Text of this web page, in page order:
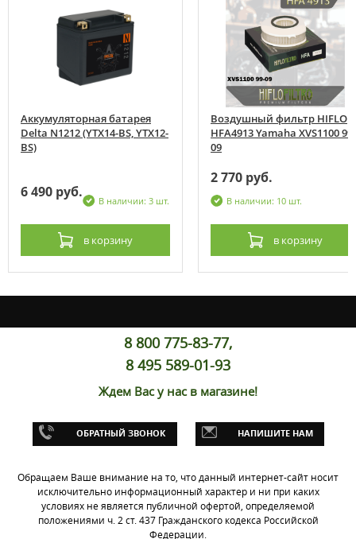
Аккумуляторная батарея
Delta N1212 (YTX14-BS, YTX12-
BS)
6 490 руб.
В наличии: 3 шт.
в корзину
Воздушный фильтр HIFLO
HFA4913 Yamaha XVS1100 99-
09
2 770 руб.
В наличии: 10 шт.
в корзину
8 800 775-83-77,
8 495 589-01-93
Ждем Вас у нас в магазине!
ОБРАТНЫЙ ЗВОНОК НАПИШИТЕ НАМ
Обращаем Ваше внимание на то, что данный интернет-сайт носит
исключительно информационный характер и ни при каких
условиях не является публичной офертой, определяемой
положениями ч. 2 ст. 437 Гражданского кодекса Российской
Федерации.